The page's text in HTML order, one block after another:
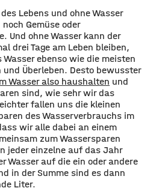
Lebens und ohne Wasser
Gemüse oder
Und ohne Wasser kann der
drei Tage am Leben bleiben,
ebenso wie die meisten
und Überleben. Desto bewusster
Wasser also haushalten und
sind, wie sehr wir das
fallen uns die kleinen
des Wasserverbrauchs im
wir alle dabei an einem
zum Wassersparen
jeder einzelne auf das Jahr
Wasser auf die ein oder andere
in der Summe sind es dann
Liter.